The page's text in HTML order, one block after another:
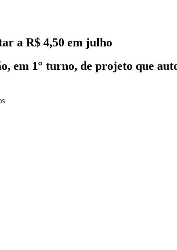
a R$ 4,50 em julho
em 1° turno, de projeto que